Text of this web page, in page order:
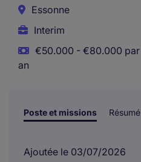
Essonne
Interim
€50.000 - €80.000 par
an
Poste et missions Résumé
Ajoutée le 03/07/2026